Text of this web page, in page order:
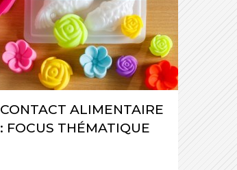
CONTACT ALIMENTAIRE
: FOCUS THÉMATIQUE